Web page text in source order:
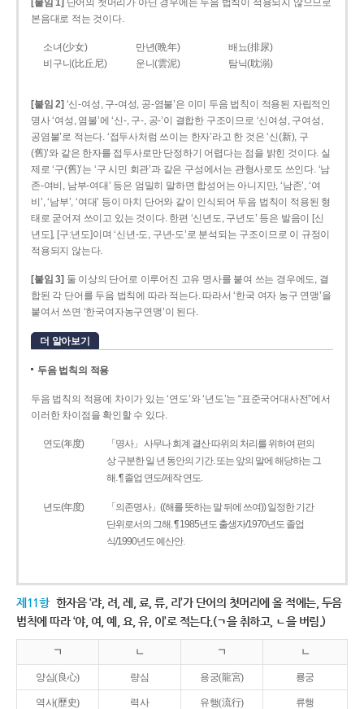
[붙임 1] 단어의 첫머리가 아닌 경우에는 두음 법칙이 적용되지 않으므로
본음대로 적는 것이다.
소녀(少女) 만년(晩年)
배뇨(排尿)
비구니(比丘尼)
운니(雲泥) 탐닉(耽溺)
[붙임 2] ‘신-여성, 구-여성, 공-염불’은 이미 두음 법칙이 적용된 자립적인
명사 ‘여성, 염불’에 ‘신-, 구-, 공-’이 결합한 구조이므로 ‘신여성, 구여성,
공염불’로 적는다. ‘접두사처럼 쓰이는 한자’라고 한 것은 ‘신(新), 구
(舊)’와 같은 한자를 접두사로만 단정하기 어렵다는 점을 밝힌 것이다. 실
제로 ‘구(舊)’는 ‘구 시민 회관’과 같은 구성에서는 관형사로도 쓰인다. ‘남
존­-여비, 남부-­여대’ 등은 엄밀히 말하면 합성어는 아니지만, ‘남존’, ‘여
비’, ‘남부’, ‘여대’ 등이 마치 단어와 같이 인식되어 두음 법칙이 적용된 형
태로 굳어져 쓰이고 있는 것이다. 한편 ‘신년도, 구년도’ 등은 발음이 [신
년도], [구ː년도]이며 ‘신년­-도, 구년-­도’로 분석되는 구조이므로 이 규정이
적용되지 않는다.
[붙임 3] 둘 이상의 단어로 이루어진 고유 명사를 붙여 쓰는 경우에도, 결
합된 각 단어를 두음 법칙에 따라 적는다. 따라서 ‘한국 여자 농구 연맹’을
붙여서 쓰면 ‘한국여자농구연맹’이 된다.
더 알아보기
두음 법칙의 적용
두음 법칙의 적용에 차이가 있는 ‘연도’와 ‘년도’는 “표준국어대사전”에서
이러한 차이점을 확인할 수 있다.
연도(年度)
「명사」 사무나 회계 결산 따위의 처리를 위하여 편의
상 구분한 일 년 동안의 기간. 또는 앞의 말에 해당하는 그
해. ¶ 졸업 연도/제작 연도.
년도(年度)
「의존명사」((해를 뜻하는 말 뒤에 쓰여)) 일정한 기간
단위로서의 그해. ¶ 1985년도 출생자/1970년도 졸업
식/1990년도 예산안.
제11항 한자음 ‘랴, 려, 례, 료, 류, 리’가 단어의 첫머리에 올 적에는, 두음
법칙에 따라 ‘야, 여, 예, 요, 유, 이’로 적는다.(ㄱ을 취하고, ㄴ을 버림.)
ㄱ ㄴ ㄱ ㄴ
양심(良心) 량심 용궁(龍宮) 룡궁
역사(歷史) 력사 유행(流行) 류행